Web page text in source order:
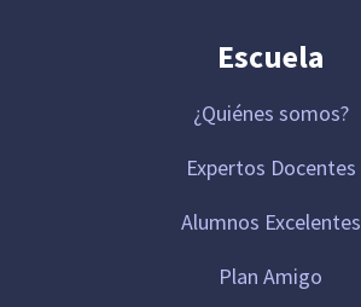
Escuela
¿Quiénes somos?
Expertos Docentes
Alumnos Excelentes
Plan Amigo